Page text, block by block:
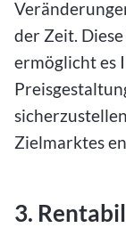
der Zeit.
ermöglicht es
Zielmarktes
3.